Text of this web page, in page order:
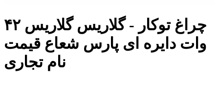
چراغ توکار - گلاریس گلاریس ۴۲
وات دایره ای پارس شعاع قیمت
نام تجاری